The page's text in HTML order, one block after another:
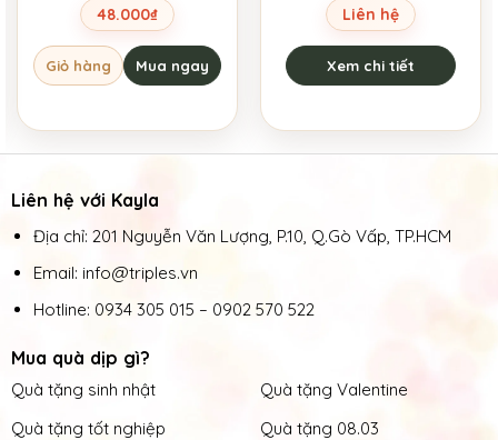
48.000₫
Giỏ hàng Mua ngay
Liên hệ
Xem chi tiết
Liên hệ với Kayla
Địa chỉ: 201 Nguyễn Văn Lượng, P.10, Q.Gò Vấp, TP.HCM
Email: info@triples.vn
Hotline: 0934 305 015 – 0902 570 522
Mua quà dịp gì?
Quà tặng sinh nhật
Quà tặng tốt nghiệp
Quà tặng Valentine
Quà tặng 08.03